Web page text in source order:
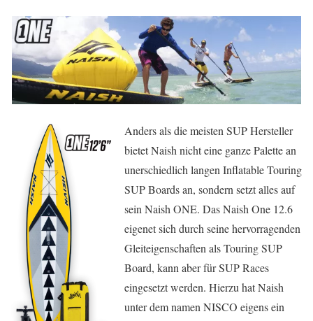
Anders als die meisten SUP Hersteller
bietet Naish nicht eine ganze Palette an
unerschiedlich langen Inflatable Touring
SUP Boards an, sondern setzt alles auf
sein Naish ONE. Das Naish One 12.6
eigenet sich durch seine hervorragenden
Gleiteigenschaften als Touring SUP
Board, kann aber für SUP Races
eingesetzt werden. Hierzu hat Naish
unter dem namen NISCO eigens ein